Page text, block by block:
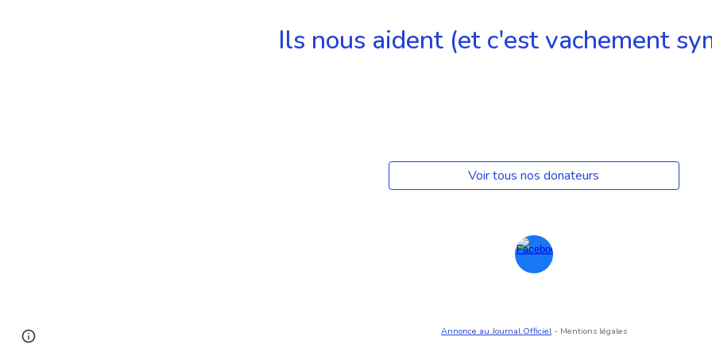
Ils nous aident (et c'est vachement
Voir tous nos donateurs
Annonce au Journal Officiel- Mentions légales